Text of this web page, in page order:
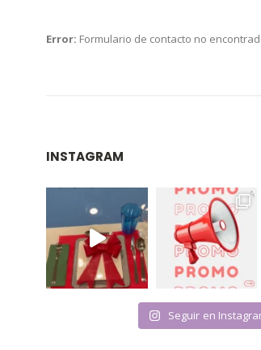
Error: Formulario de contacto no
INSTAGRAM
Seguir en